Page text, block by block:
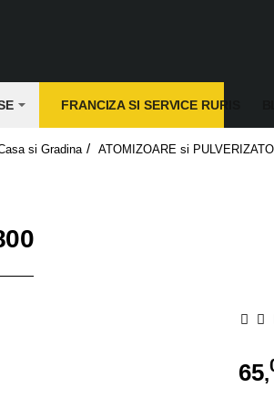
FRANCIZA SI SERVICE RURIS
si Gradina ATOMIZOARE si
65,